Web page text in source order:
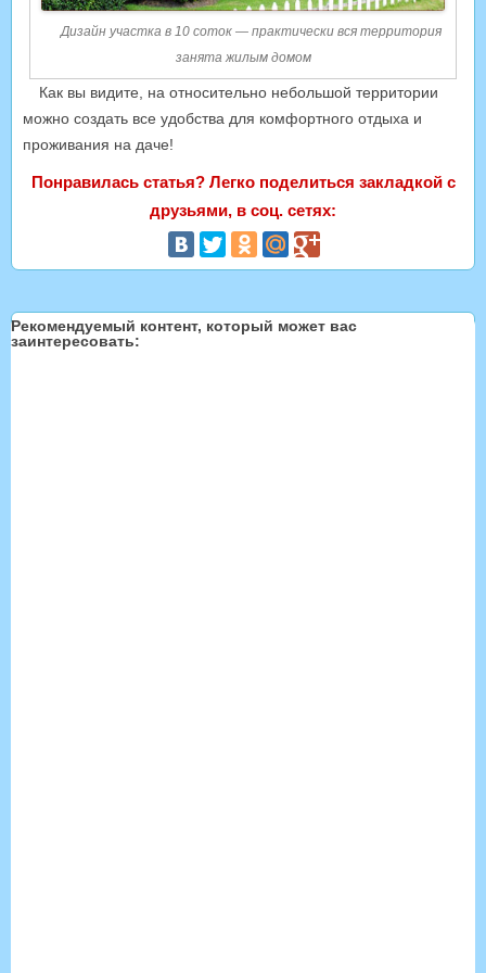
Дизайн участка в 10 соток — практически вся территория
занята жилым домом
Как вы видите, на относительно небольшой территории
можно создать все удобства для комфортного отдыха и
проживания на даче!
Понравилась статья? Легко поделиться закладкой с
друзьями, в соц. сетях:
Рекомендуемый контент, который может вас
заинтересовать: